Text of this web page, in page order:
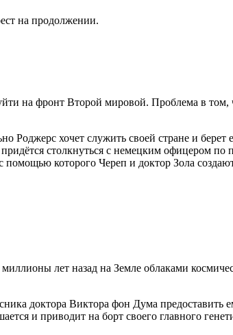
на продолжении.
на фронт Второй мировой. Проблема в том,
Роджерс хочет служить своей стране и
столкнуться с немецким офицером
которого Череп и доктор Зола
лет назад на Земле облаками
доктора Виктора фон Дума предоставить
и приводит на борт своего главного